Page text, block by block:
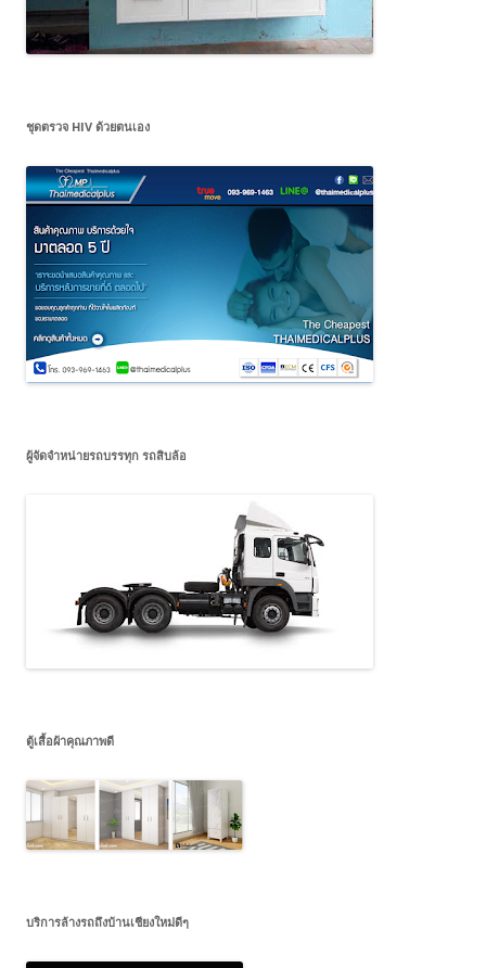
ชุดตรวจ HIV ด้วยตนเอง
ผู้จัดจำหน่ายรถบรรทุก รถสิบล้อ
ตู้เสื้อผ้าคุณภาพดี
บริการล้างรถถึงบ้านเชียงใหม่ดีๆ